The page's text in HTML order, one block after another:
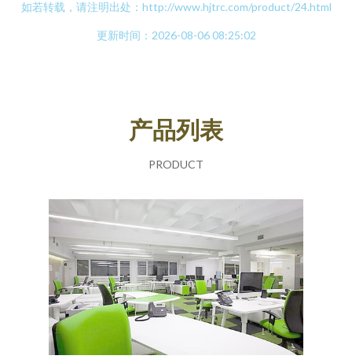
如若转载，请注明出处：http://www.hjtrc.com/product/24.html
更新时间：2026-08-06 08:25:02
产品列表
PRODUCT